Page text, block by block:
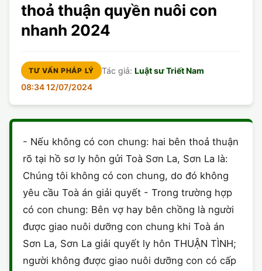
CHUYÊN VIÊN
TUYỂN DỤNG
DOANH NGHIỆP
GIẤY PHÉP CON
LAO ĐỘNG
SỞ HỮU TRÍ TUỆ
THUẾ - BẢO HIỂM
DÂN SỰ
DOANH NGHIỆP
ĐẤT ĐAI
GIẤY PHÉP CON
HÀNH CHÍNH
HÌNH SỰ
HÔN NHÂN - GIA ĐÌNH
LAO ĐỘNG
DI CHÚC
ĐĂNG KÝ XE
HÀNH CHÍNH
DOANH NGHIỆP
HỘ KINH DOANH
SỞ HỮU TRÍ TUỆ
LY HÔN
ĐẤT ĐAI
HÌNH SỰ
HỢP ĐỒNG
TỐ TỤNG
KHÁC
thoả thuận quyền nuôi con
nhanh 2024
TƯ VẤN PHÁP LÝ Tác giả:Luật sư Triết Nam
08:34 12/07/2024
- Nếu không có con chung: hai bên thoả thuận
rõ tại hồ sơ ly hôn gửi Toà Sơn La, Sơn La là:
Chúng tôi không có con chung, do đó không
yêu cầu Toà án giải quyết - Trong trường hợp
có con chung: Bên vợ hay bên chồng là người
được giao nuôi dưỡng con chung khi Toà án
Sơn La, Sơn La giải quyết ly hôn THUẬN TÌNH;
người không được giao nuôi dưỡng con có cấp